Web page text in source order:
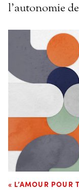
l’autonomie
« L’AMOUR POUR